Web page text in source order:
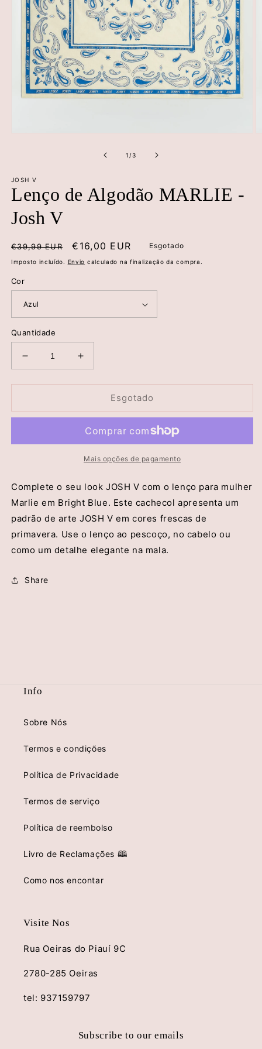
modal
1 /de
3
JOSH V
Lenço de Algodão MARLIE -
Josh V
Preço
normal
€39,99 EUR
Preço
de
€16,00 EUR Esgotado
Imposto incluído. Envio calculado na finalização da compra.
Cor
Quantidade
Diminuir
a
quantidade
Lenço
MARLIE
V
Aumentar
a
quantidade
Lenço
Algodão
MARLIE
V
Esgotado
Mais opções de pagamento
Complete o seu look JOSH V com o lenço para mulher
Marlie em Bright Blue. Este cachecol apresenta um
padrão de arte JOSH V em cores frescas de
primavera. Use o lenço ao pescoço, no cabelo ou
como um detalhe elegante na mala.
Share
Info
Sobre Nós
Termos e condições
Política de Privacidade
Termos de serviço
Política de reembolso
Livro de Reclamações 🕮
Como nos encontar
Visite Nos
Rua Oeiras do Piauí 9C
2780-285 Oeiras
tel: 937159797
Subscribe to our emails